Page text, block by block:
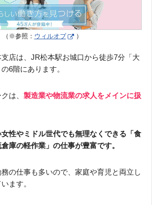
（※参照： ウィルオブ ）
店は、JR松本駅お城口から徒歩7分「大
6階にあります。
は、 製造業や物流業の求人をメインに扱
性やミドル世代でも無理なくできる「食
庫の軽作業」の仕事が豊富です。
の仕事も多いので、家庭や育児と両立し
ます。